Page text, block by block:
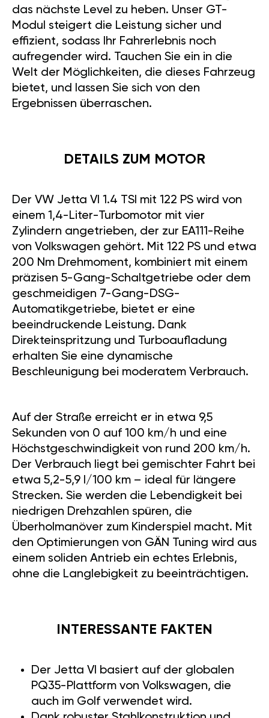
das nächste Level zu heben. Unser GT-
Modul steigert die Leistung sicher und
effizient, sodass Ihr Fahrerlebnis noch
aufregender wird. Tauchen Sie ein in die
Welt der Möglichkeiten, die dieses Fahrzeug
bietet, und lassen Sie sich von den
Ergebnissen überraschen.
DETAILS ZUM MOTOR
Der VW Jetta VI 1.4 TSI mit 122 PS wird von
einem 1,4-Liter-Turbomotor mit vier
Zylindern angetrieben, der zur EA111-Reihe
von Volkswagen gehört. Mit 122 PS und etwa
200 Nm Drehmoment, kombiniert mit einem
präzisen 5-Gang-Schaltgetriebe oder dem
geschmeidigen 7-Gang-DSG-
Automatikgetriebe, bietet er eine
beeindruckende Leistung. Dank
Direkteinspritzung und Turboaufladung
erhalten Sie eine dynamische
Beschleunigung bei moderatem Verbrauch.
Auf der Straße erreicht er in etwa 9,5
Sekunden von 0 auf 100 km/h und eine
Höchstgeschwindigkeit von rund 200 km/h.
Der Verbrauch liegt bei gemischter Fahrt bei
etwa 5,2-5,9 l/100 km – ideal für längere
Strecken. Sie werden die Lebendigkeit bei
niedrigen Drehzahlen spüren, die
Überholmanöver zum Kinderspiel macht. Mit
den Optimierungen von GÄN Tuning wird aus
einem soliden Antrieb ein echtes Erlebnis,
ohne die Langlebigkeit zu beeinträchtigen.
INTERESSANTE FAKTEN
Der Jetta VI basiert auf der globalen
PQ35-Plattform von Volkswagen, die
auch im Golf verwendet wird.